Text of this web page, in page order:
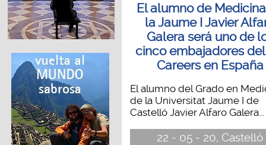
El alumno de
la Jaume I Javier
Galera será uno de
cinco embajadores
Careers en España
El alumno del Grado en
de la Universitat Jaume I de
Castelló Javier Alfaro Galera...
22 - 05 - 20, Castelló